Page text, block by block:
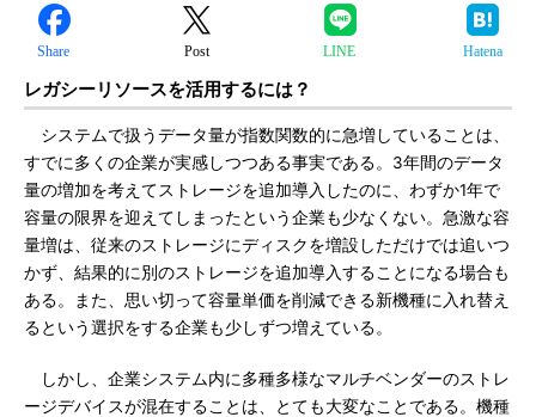
Share Post LINE Hatena
レガシーリソースを活用するには？
システムで扱うデータ量が指数関数的に急増していることは、
すでに多くの企業が実感しつつある事実である。3年間のデータ
量の増加を考えてストレージを追加導入したのに、わずか1年で
容量の限界を迎えてしまったという企業も少なくない。急激な容
量増は、従来のストレージにディスクを増設しただけでは追いつ
かず、結果的に別のストレージを追加導入することになる場合も
ある。また、思い切って容量単価を削減できる新機種に入れ替え
るという選択をする企業も少しずつ増えている。
しかし、企業システム内に多種多様なマルチベンダーのストレ
ージデバイスが混在することは、とても大変なことである。機種